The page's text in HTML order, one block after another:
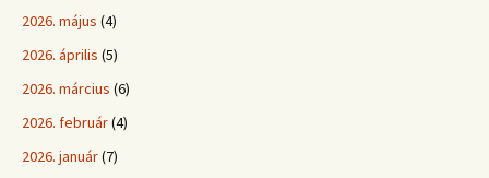
2026. május (4)
2026. április (5)
2026. március (6)
2026. február(4)
2026. január(7)